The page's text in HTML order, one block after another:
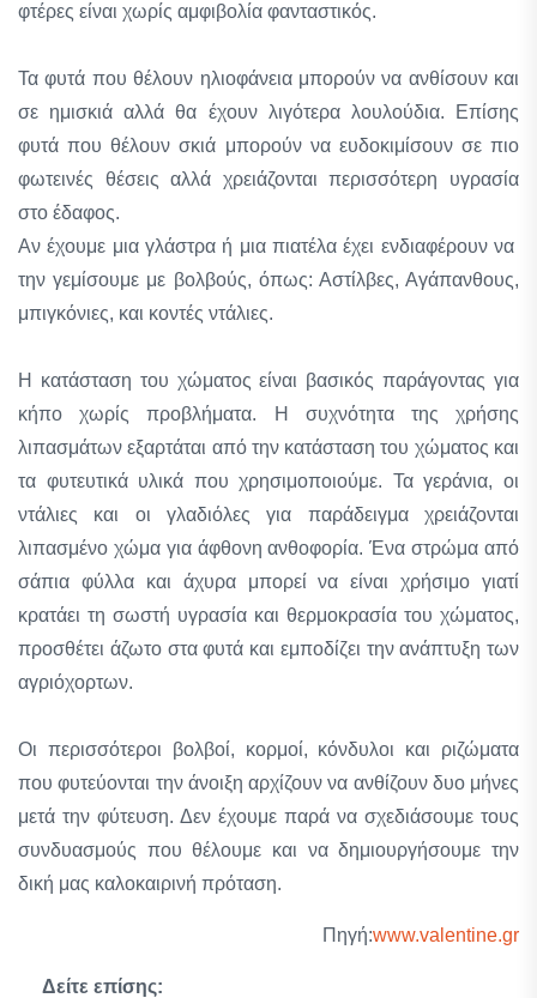
φτέρες είναι χωρίς αμφιβολία φανταστικός.
Τα φυτά που θέλουν ηλιοφάνεια μπορούν να ανθίσουν και
σε ημισκιά αλλά θα έχουν λιγότερα λουλούδια. Επίσης
φυτά που θέλουν σκιά μπορούν να ευδοκιμίσουν σε πιο
φωτεινές θέσεις αλλά χρειάζονται περισσότερη υγρασία
στο έδαφος.
Αν έχουμε μια γλάστρα ή μια πιατέλα έχει ενδιαφέρουν να
την γεμίσουμε με βολβούς, όπως: Αστίλβες, Αγάπανθους,
μπιγκόνιες, και κοντές ντάλιες.
Η κατάσταση του χώματος είναι βασικός παράγοντας για
κήπο χωρίς προβλήματα. Η συχνότητα της χρήσης
λιπασμάτων εξαρτάται από την κατάσταση του χώματος και
τα φυτευτικά υλικά που χρησιμοποιούμε. Τα γεράνια, οι
ντάλιες και οι γλαδιόλες για παράδειγμα χρειάζονται
λιπασμένο χώμα για άφθονη ανθοφορία. Ένα στρώμα από
σάπια φύλλα και άχυρα μπορεί να είναι χρήσιμο γιατί
κρατάει τη σωστή υγρασία και θερμοκρασία του χώματος,
προσθέτει άζωτο στα φυτά και εμποδίζει την ανάπτυξη των
αγριόχορτων.
Οι περισσότεροι βολβοί, κορμοί, κόνδυλοι και ριζώματα
που φυτεύονται την άνοιξη αρχίζουν να ανθίζουν δυο μήνες
μετά την φύτευση. Δεν έχουμε παρά να σχεδιάσουμε τους
συνδυασμούς που θέλουμε και να δημιουργήσουμε την
δική μας καλοκαιρινή πρόταση.
Πηγή:www.valentine.gr
Δείτε επίσης: